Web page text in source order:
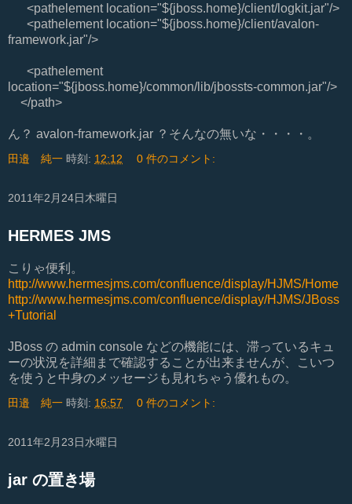
<pathelement location="${jboss.home}/client/logkit.jar"/>
<pathelement location="${jboss.home}/client/avalon-
framework.jar"/>
<pathelement
location="${jboss.home}/common/lib/jbossts-common.jar"/>
</path>
ん？ avalon-framework.jar ？そんなの無いな・・・・。
田邉 純一 時刻: 12:12 0 件のコメント:
2011年2月24日木曜日
HERMES JMS
こりゃ便利。
http://www.hermesjms.com/confluence/display/HJMS/Home
http://www.hermesjms.com/confluence/display/HJMS/JBoss
+Tutorial
JBoss の admin console などの機能には、滞っているキュ
ーの状況を詳細まで確認することが出来ませんが、こいつ
を使うと中身のメッセージも見れちゃう優れもの。
田邉 純一 時刻: 16:57 0 件のコメント:
2011年2月23日水曜日
jar の置き場